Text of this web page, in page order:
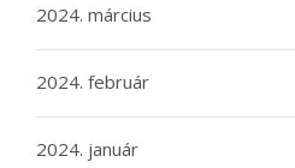
2024. március
2024. február
2024. január